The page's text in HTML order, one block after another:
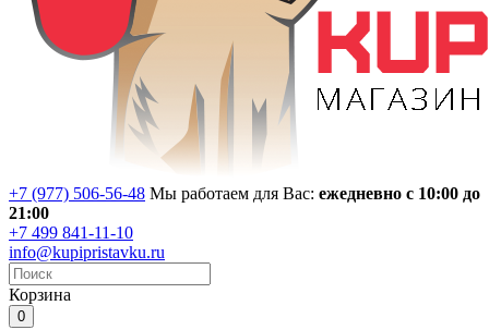
+7 (977) 506-56-48 Мы работаем для Вас: ежедневно с 10:00 до
21:00
+7 499 841-11-10
info@kupipristavku.ru
Корзина
0